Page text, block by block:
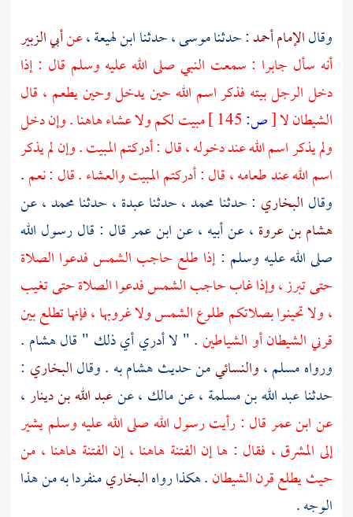
وقالالإمام أحمد: حدثناموسى، حدثناابن لهيعة،عنأبي الزبير
أنه سأل جابرا : سمعت النبي صلى الله عليه وسلم قال : إذا
دخل الرجل بيته فذكر اسم الله حين يدخل وحين يطعم ، قال
الشيطان لا[ص:
مبيت لكم ولا عشاء هاهنا . وإن دخل
ولم يذكر اسم الله عند دخوله ، قال : أدركتم المبيت . وإن لم يذكر
اسم الله عند طعامه ، قال : أدركتم المبيت والعشاء . قال : نعم.
وقال البخاري : حدثنا محمد، حدثنا عبدة ، حدثنامحمد، عن
هشام بن عروة ، عن أبيه ، عنابن عمرقال : قال رسول الله
صلى الله عليه وسلم :إذا طلع حاجب الشمس فدعوا الصلاة
حتى تبرز ، وإذا غاب حاجب الشمس فدعوا الصلاة حتى تغيب
، ولا تحينوا بصلاتكم طلوع الشمس ولا غروبها ، فإنها تطلع بين
قرني الشيطان أو الشياطين. " لا أدري أي ذلك " قالهشام .
ورواهمسلم،والنسائيمن حديثهشامبه . وقالالبخاري :
حدثناعبد الله بن مسلمة ، عنمالك ، عنعبد الله بن دينار،
عنابن عمرقال : رأيت رسول الله صلى الله عليه وسلم يشير
إلى المشرق ، فقال : ها إن الفتنة هاهنا ، إن الفتنة هاهنا ، من
حيث يطلع قرن الشيطان. هكذا رواهالبخاريمنفردا به من هذا
الوجه .